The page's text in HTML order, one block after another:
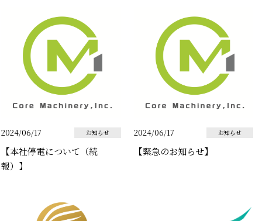
2024/06/17 お知らせ
【本社停電について（続
報）】
2024/06/17 お知らせ
【緊急のお知らせ】